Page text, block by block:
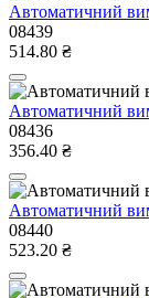
Автоматичний
08439
514.80 ₴
Автоматичний
08436
356.40 ₴
Автоматичний
08440
523.20 ₴